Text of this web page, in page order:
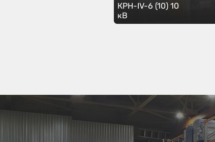
КРН-IV-6 (10) 10
кВ